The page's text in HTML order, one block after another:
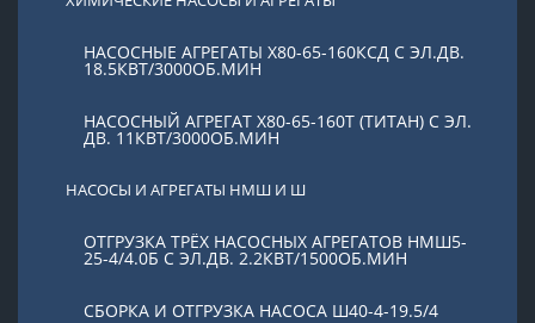
НАСОСНЫЕ АГРЕГАТЫ Х80-65-160КСД С ЭЛ.ДВ.
18.5КВТ/3000ОБ.МИН
НАСОСНЫЙ АГРЕГАТ Х80-65-160Т (ТИТАН) С ЭЛ.
ДВ. 11КВТ/3000ОБ.МИН
НАСОСЫ И АГРЕГАТЫ НМШ И Ш
ОТГРУЗКА ТРЁХ НАСОСНЫХ АГРЕГАТОВ НМШ5-
25-4/4.0Б С ЭЛ.ДВ. 2.2КВТ/1500ОБ.МИН
СБОРКА И ОТГРУЗКА НАСОСА Ш40-4-19.5/4